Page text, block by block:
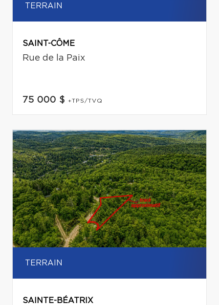
TERRAIN
SAINT-CÔME
Rue de la Paix
75 000 $ +TPS/TVQ
TERRAIN
SAINTE-BÉATRIX